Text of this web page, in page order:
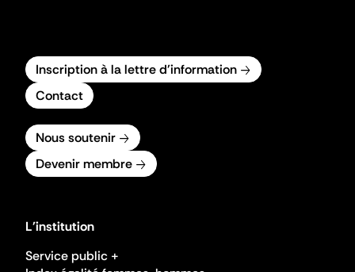
Inscription à la lettre d'information
Contact
Nous soutenir
Devenir membre
L'institution
Service public +